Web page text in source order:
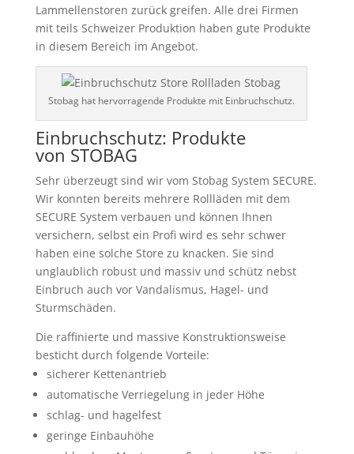
Lammellenstoren zurück greifen. Alle drei Firmen
mit teils Schweizer Produktion haben gute Produkte
in diesem Bereich im Angebot.
Stobag hat hervorragende Produkte mit Einbruchschutz.
Einbruchschutz: Produkte
von STOBAG
Sehr überzeugt sind wir vom Stobag System SECURE.
Wir konnten bereits mehrere Rollläden mit dem
SECURE System verbauen und können Ihnen
versichern, selbst ein Profi wird es sehr schwer
haben eine solche Store zu knacken. Sie sind
unglaublich robust und massiv und schütz nebst
Einbruch auch vor Vandalismus, Hagel- und
Sturmschäden.
Die raffinierte und massive Konstruktionsweise
besticht durch folgende Vorteile:
sicherer Kettenantrieb
automatische Verriegelung in jeder Höhe
schlag- und hagelfest
geringe Einbauhöhe